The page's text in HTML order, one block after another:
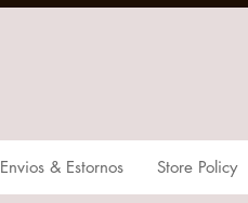
Envios & Estornos Store Policy